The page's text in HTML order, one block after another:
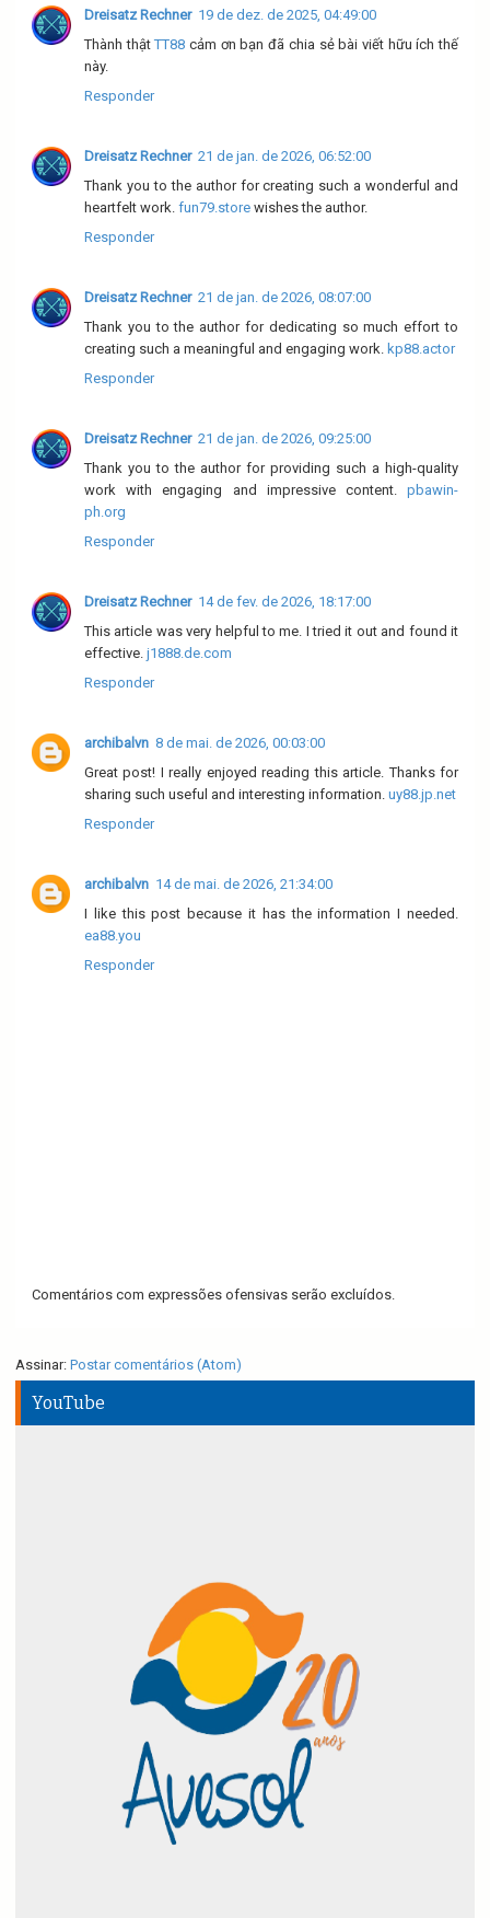
Dreisatz Rechner 19 de dez. de 2025, 04:49:00
Thành thậtTT88 cảm ơn bạn đã chia sẻ bài viết hữu ích thế
này.
Responder
Dreisatz Rechner 21 de jan. de 2026, 06:52:00
Thank you to the author for creating such a wonderful and
heartfelt work. fun79.store wishes the author.
Responder
Dreisatz Rechner 21 de jan. de 2026, 08:07:00
Thank you to the author for dedicating so much effort to
creating such a meaningful and engaging work. kp88.actor
Responder
Dreisatz Rechner 21 de jan. de 2026, 09:25:00
Thank you to the author for providing such a high-quality
work with engaging and impressive content. pbawin-
ph.org
Responder
Dreisatz Rechner 14 de fev. de 2026, 18:17:00
This article was very helpful to me. I tried it out and found it
effective. j1888.de.com
Responder
archibalvn 8 de mai. de 2026, 00:03:00
Great post! I really enjoyed reading this article. Thanks for
sharing such useful and interesting information. uy88.jp.net
Responder
archibalvn 14 de mai. de 2026, 21:34:00
I like this post because it has the information I needed.
ea88.you
Responder
Comentários com expressões ofensivas serão excluídos.
Assinar: Postar comentários (Atom)
YouTube